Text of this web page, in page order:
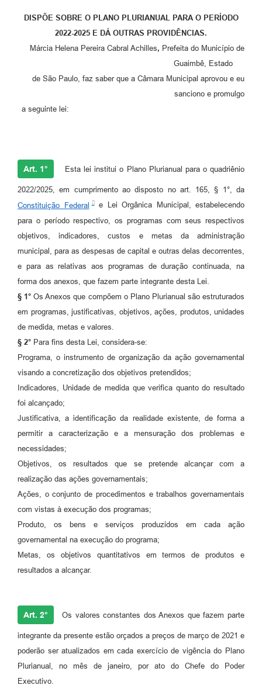
DISPÕE SOBRE O PLANO PLURIANUAL PARA O PERÍODO
2022-2025 E DÁ OUTRAS PROVIDÊNCIAS.
Márcia Helena Pereira Cabral Achilles, Prefeita do Município de
Guaimbê, Estado
de São Paulo, faz saber que a Câmara Municipal aprovou e eu
sanciono e promulgo
a seguinte lei:
Art. 1° Esta lei institui o Plano Plurianual para o quadriênio
2022/2025, em cumprimento ao disposto no art. 165, § 1°, da
Constituição Federal
e Lei Orgânica Municipal, estabelecendo
para o período respectivo, os programas com seus respectivos
objetivos, indicadores, custos e metas da administração
municipal, para as despesas de capital e outras delas decorrentes,
e para as relativas aos programas de duração continuada, na
forma dos anexos, que fazem parte integrante desta Lei.
§ 1°Os Anexos que compõem o Plano Plurianual são estruturados
em programas, justificativas, objetivos, ações, produtos, unidades
de medida, metas e valores.
§ 2° Para fins desta Lei, considera-se:
Programa, o instrumento de organização da ação governamental
visando a concretização dos objetivos pretendidos;
Indicadores, Unidade de medida que verifica quanto do resultado
foi alcançado;
Justificativa, a identificação da realidade existente, de forma a
permitir a caracterização e a mensuração dos problemas e
necessidades;
Objetivos, os resultados que se pretende alcançar com a
realização das ações governamentais;
Ações, o conjunto de procedimentos e trabalhos governamentais
com vistas à execução dos programas;
Produto, os bens e serviços produzidos em cada ação
governamental na execução do programa;
Metas, os objetivos quantitativos em termos de produtos e
resultados a alcançar.
Art. 2° Os valores constantes dos Anexos que fazem parte
integrante da presente estão orçados a preços de março de 2021 e
poderão ser atualizados em cada exercício de vigência do Plano
Plurianual, no mês de janeiro, por ato do Chefe do Poder
Executivo.